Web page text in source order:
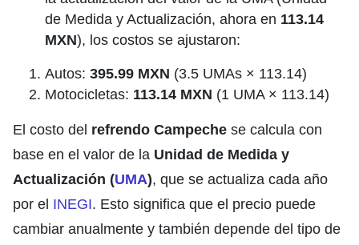
de Medida y Actualización, ahora en 113.14
MXN), los costos se ajustaron:
Autos: 395.99 MXN (3.5 UMAs × 113.14)
Motocicletas: 113.14 MXN (1 UMA × 113.14)
El costo del refrendo Campeche se calcula con
base en el valor de la Unidad de Medida y
Actualización (UMA), que se actualiza cada año
por el INEGI. Esto significa que el precio puede
cambiar anualmente y también depende del tipo de